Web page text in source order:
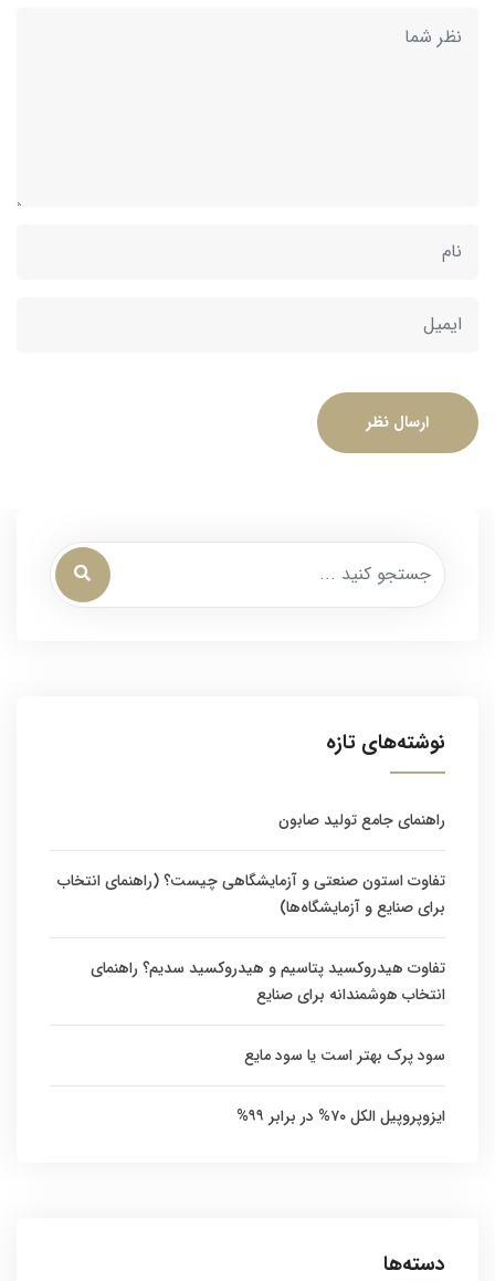
ارسال نظر
نوشته‌های تازه
راهنمای جامع تولید صابون
تفاوت استون صنعتی و آزمایشگاهی چیست؟ (راهنمای انتخاب
برای صنایع و آزمایشگاه‌ها)
تفاوت هیدروکسید پتاسیم و هیدروکسید سدیم؟ راهنمای
انتخاب هوشمندانه برای صنایع
سود پرک بهتر است یا سود مایع
ایزوپروپیل الکل ۷۰% در برابر ۹۹%
دسته‌ها